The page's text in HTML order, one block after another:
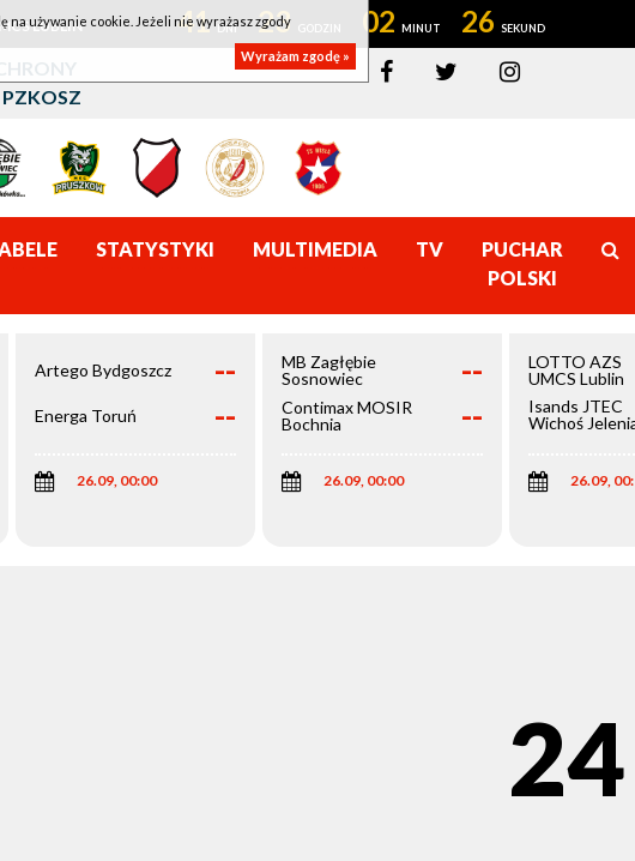
LUBLIN 41 23 02 26
STATYSTYKI MULTIMEDIA TV
PUCHAR
POLSKI
Artego Bydgoszcz --
Energa Toruń --
26.09, 00:00
MB Zagłębie
Sosnowiec
--
Contimax MOSIR
Bochnia
--
26.09, 00:00
LOTTO AZS
UMCS Lublin
Isands JTEC
Wichoś
26.09,
24
na używanie cookie. Jeżeli nie wyrażasz zgody
Wyrażam zgodę »